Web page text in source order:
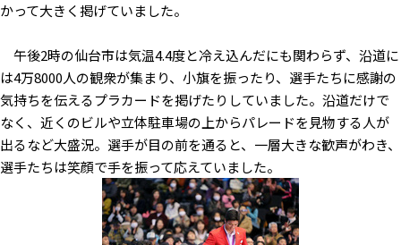
かって大きく掲げていました。
午後2時の仙台市は気温4.4度と冷え込んだにも関わらず、沿道に
は4万8000人の観衆が集まり、小旗を振ったり、選手たちに感謝の
気持ちを伝えるプラカードを掲げたりしていました。沿道だけで
なく、近くのビルや立体駐車場の上からパレードを見物する人が
出るなど大盛況。選手が目の前を通ると、一層大きな歓声がわき、
選手たちは笑顔で手を振って応えていました。